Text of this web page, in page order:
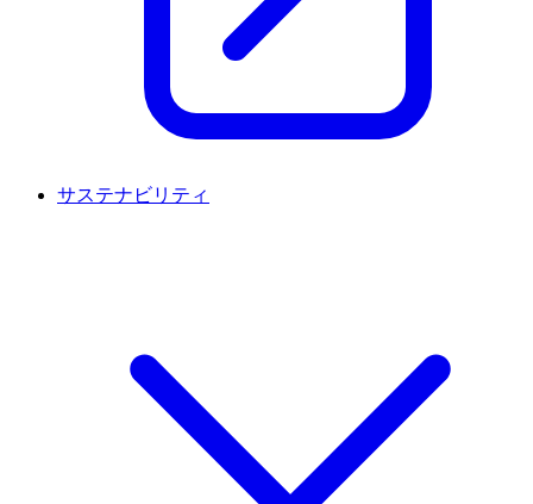
サステナビリティ